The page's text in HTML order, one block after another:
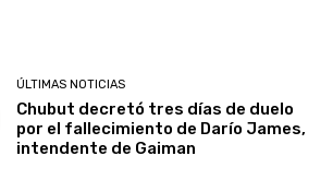
ÚLTIMAS NOTICIAS
Chubut decretó tres días de duelo
por el fallecimiento de Darío James,
intendente de Gaiman